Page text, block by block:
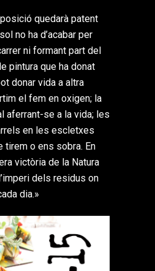
quedarà patent
no ha d’acabar per
ni formant part del
pintura que ha donat
donar vida a altra
el fem en oxigen; la
aferrant-se a la vida; les
en les escletxes
tirem o ens sobra. En
victòria de la Natura
dels residus on
dia.»